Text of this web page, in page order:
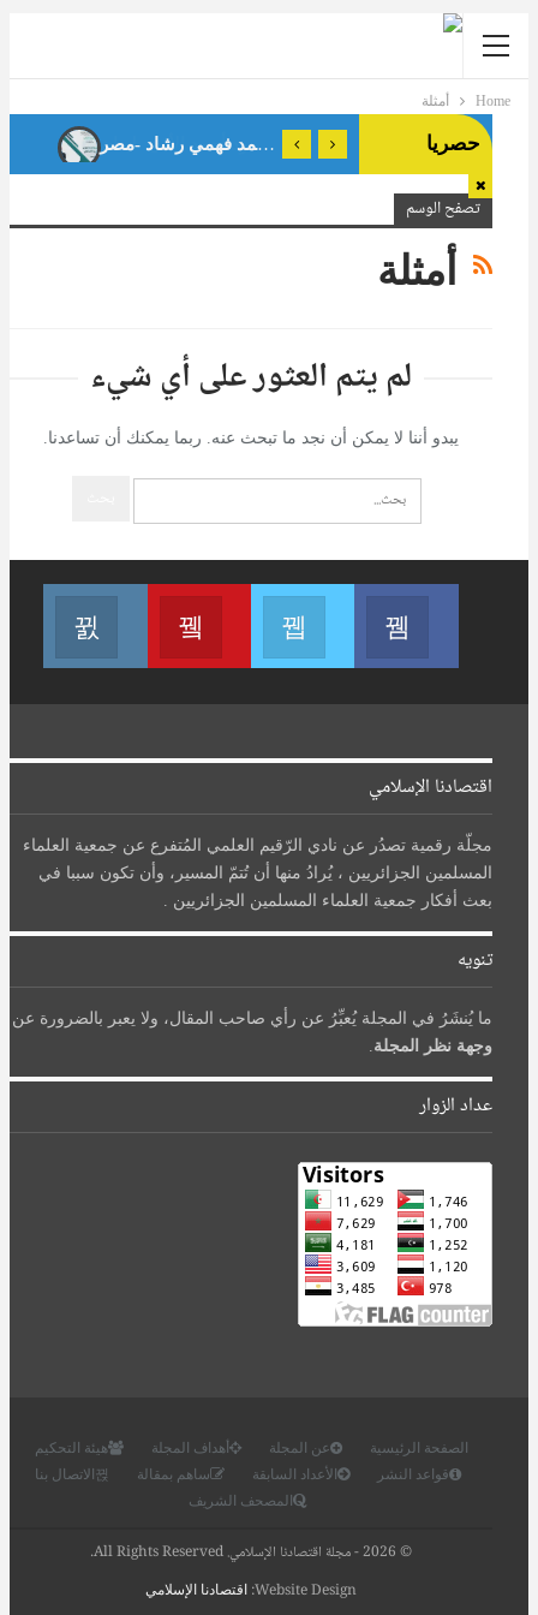
Home أمثلة
حصريا
تصفح الوسم
أمثلة
لم يتم العثور على أي شيء
يبدو أننا لا يمكن أن نجد ما تبحث عنه. ربما يمكنك أن تساعدنا.
اقتصادنا الإسلامي
مجلّة رقمية تصدُر عن نادي الرّقيم العلمي المُتفرع عن جمعية العلماء
المسلمين الجزائريين ، يُرادُ منها أن تُتمّ المسير، وأن تكون سببا في
بعث أفكار جمعية العلماء المسلمين الجزائريين .
تنويه
ما يُنشَرُ في المجلة يُعبِّرُ عن رأي صاحب المقال، ولا يعبر بالضرورة عن
وجهة نظر المجلة
عداد الزوار
الصفحة الرئيسية عن المجلة أهداف المجلة
هيئة التحكيم
قواعد النشر
الأعداد السابقة ساهم بمقالة
الاتصال بنا
المصحف الشريف
© 2026 - مجلة اقتصادنا الإسلامي. All Rights Reserved.
Website Design: اقتصادنا الإسلامي